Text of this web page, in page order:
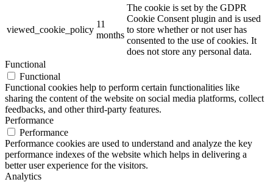
viewed_cookie_policy
11
months
The cookie is set by the GDPR
Cookie Consent plugin and is used
to store whether or not user has
consented to the use of cookies. It
does not store any personal data.
Functional
Functional
Functional cookies help to perform certain functionalities like
sharing the content of the website on social media platforms, collect
feedbacks, and other third-party features.
Performance
Performance
Performance cookies are used to understand and analyze the key
performance indexes of the website which helps in delivering a
better user experience for the visitors.
Analytics